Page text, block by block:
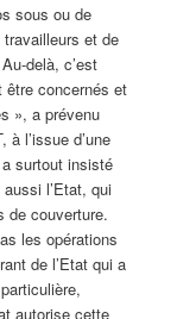
sous ou de
et de
delà, c’est
être concernés et
», a prévenu
l’issue d’une
surtout insisté
l’Etat, qui
de couverture.
les opérations
de l’Etat qui a
autorise cette